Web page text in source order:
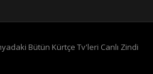
Bütün Kürtçe Tv'leri Canlı Zindi